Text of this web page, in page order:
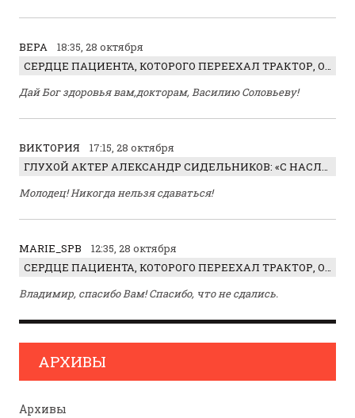
ВЕРА
18:35, 28 октября
СЕРДЦЕ ПАЦИЕНТА, КОТОРОГО ПЕРЕЕХАЛ ТРАКТОР, ОБНАРУЖИЛИ… В ЖИВОТЕ
Дай Бог здоровья вам,докторам, Василию Соловьеву!
ВИКТОРИЯ
17:15, 28 октября
ГЛУХОЙ АКТЕР АЛЕКСАНДР СИДЕЛЬНИКОВ: «С НАСЛАЖДЕНИЕМ ИГРАЛ ОТРИЦАТЕЛЬНОГО ГЕРОЯ!»
Молодец! Никогда нельзя сдаваться!
MARIE_SPB
12:35, 28 октября
СЕРДЦЕ ПАЦИЕНТА, КОТОРОГО ПЕРЕЕХАЛ ТРАКТОР, ОБНАРУЖИЛИ… В ЖИВОТЕ
Владимир, спасибо Вам! Спасибо, что не сдались.
АРХИВЫ
Архивы